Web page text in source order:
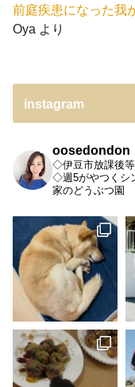
前庭疾患になった我
Oya より
instagram
oosedondon
◇伊豆市放課後
◇週5がやつくシ
家のどうぶつ園